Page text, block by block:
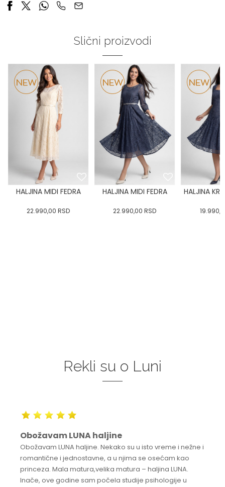
Slični proizvodi
HALJINA MIDI FEDRA
22.990,00 RSD
HALJINA MIDI FEDRA
22.990,00 RSD
HALJINA
Rekli su o Luni
Obožavam LUNA haljine
Obožavam LUNA haljine. Nekako su u isto vreme i nežne i
romantične i jednostavne, a u njima se osećam kao
princeza. Mala matura,velika matura – haljina LUNA.
Inače, ove godine sam počela studije psihologije u